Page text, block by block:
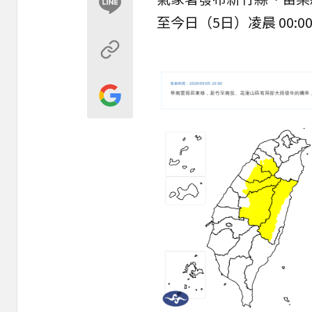
至今日（5日）凌晨